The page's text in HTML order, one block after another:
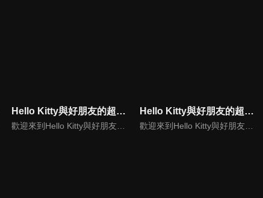
Hello Kitty與好朋友的超可愛大冒險S8(中文版)
歡迎來到Hello Kitty與好朋友的超可愛大冒險! 與Hello Kitty, 大眼蛙, 酷企鵝, 美樂蒂, 布丁狗還有酷洛米, 準備和朋友們一起經歷有趣的冒險吧!
Hello Kitty與好朋友的超可愛大冒險S2(中文版)
歡迎來到Hello Kitty與好朋友的超可愛大冒險!與Hello Kitty, 大眼蛙, 酷企鵝, 美樂蒂, 布丁狗還有酷洛米, 準備和朋友們一起經歷有趣的冒險吧!